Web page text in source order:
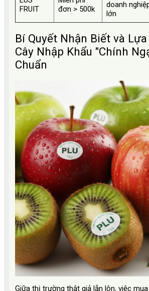
FRUIT
đơn > 500k
doanh
lớn
Bí Quyết Nhận Biết và
Cây Nhập Khẩu "Chính
Chuẩn
Giữa thị trường thật giả lẫn lộn, việc